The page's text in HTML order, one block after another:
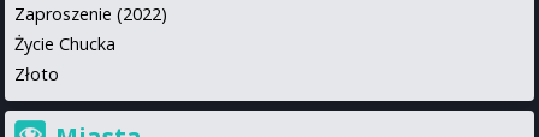
Zaproszenie (2022)
Życie Chucka
Złoto